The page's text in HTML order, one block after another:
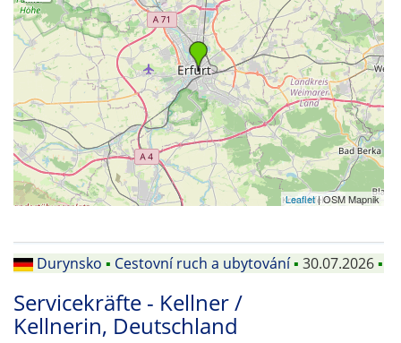
Leaflet| OSM Mapnik
Durynsko ▪ Cestovní ruch a ubytování▪ 30.07.2026▪
Servicekräfte - Kellner /
Kellnerin, Deutschland